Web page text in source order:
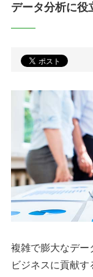
データ分析に役
複雑で膨大なデ
ビジネスに貢献